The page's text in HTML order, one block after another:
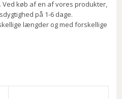
køb af en af vores produkter,
på 1-6 dage.
længder og med forskellige